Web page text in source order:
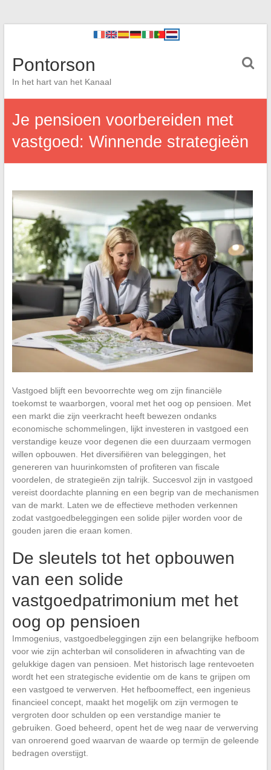
Pontorson
In het hart van het Kanaal
Je pensioen voorbereiden met
vastgoed: Winnende strategieën
Vastgoed blijft een bevoorrechte weg om zijn financiële
toekomst te waarborgen, vooral met het oog op pensioen. Met
een markt die zijn veerkracht heeft bewezen ondanks
economische schommelingen, lijkt investeren in vastgoed een
verstandige keuze voor degenen die een duurzaam vermogen
willen opbouwen. Het diversifiëren van beleggingen, het
genereren van huurinkomsten of profiteren van fiscale
voordelen, de strategieën zijn talrijk. Succesvol zijn in vastgoed
vereist doordachte planning en een begrip van de mechanismen
van de markt. Laten we de effectieve methoden verkennen
zodat vastgoedbeleggingen een solide pijler worden voor de
gouden jaren die eraan komen.
De sleutels tot het opbouwen
van een solide
vastgoedpatrimonium met het
oog op pensioen
Immogenius, vastgoedbeleggingen zijn een belangrijke hefboom
voor wie zijn achterban wil consolideren in afwachting van de
gelukkige dagen van pensioen. Met historisch lage rentevoeten
wordt het een strategische evidentie om de kans te grijpen om
een vastgoed te verwerven. Het hefboomeffect, een ingenieus
financieel concept, maakt het mogelijk om zijn vermogen te
vergroten door schulden op een verstandige manier te
gebruiken. Goed beheerd, opent het de weg naar de verwerving
van onroerend goed waarvan de waarde op termijn de geleende
bedragen overstijgt.